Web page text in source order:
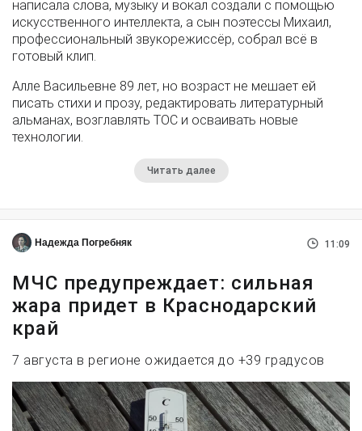
написала слова, музыку и вокал создали с помощью
искусственного интеллекта, а сын поэтессы Михаил,
профессиональный звукорежиссёр, собрал всё в
готовый клип.
Алле Васильевне 89 лет, но возраст не мешает ей
писать стихи и прозу, редактировать литературный
альманах, возглавлять ТОС и осваивать новые
технологии.
Читать далее
Надежда Погребняк 11:09
МЧС предупреждает: сильная
жара придет в Краснодарский
край
7 августа в регионе ожидается до +39 градусов